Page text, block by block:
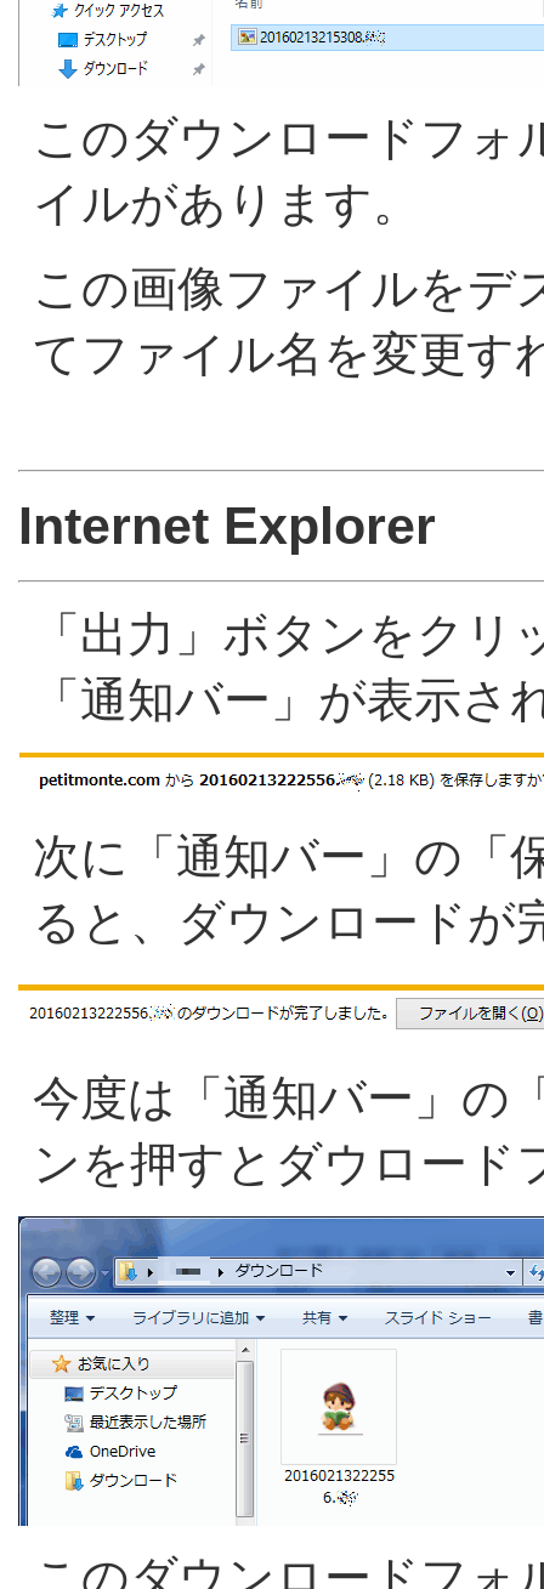
このダウンロードフォ
イルがあります。
この画像ファイルをデ
てファイル名を変更す
Internet Explorer
「出力」ボタンをク
「通知バー」が表示さ
次に「通知バー」の「
ると、ダウンロードが
今度は「通知バー」の
ンを押すとダウロード
このダウンロードフォ